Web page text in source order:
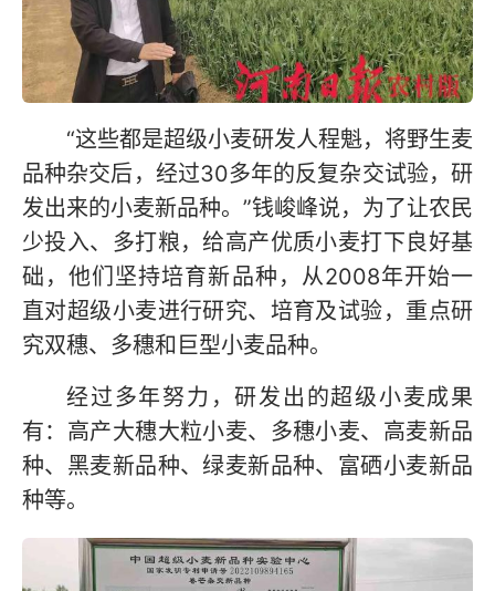
“这些都是超级小麦研发人程魁，将野生麦
品种杂交后，经过30多年的反复杂交试验，研
发出来的小麦新品种。”钱峻峰说，为了让农民
少投入、多打粮，给高产优质小麦打下良好基
础，他们坚持培育新品种，从2008年开始一
直对超级小麦进行研究、培育及试验，重点研
究双穗、多穗和巨型小麦品种。
经过多年努力，研发出的超级小麦成果
有：高产大穗大粒小麦、多穗小麦、高麦新品
种、黑麦新品种、绿麦新品种、富硒小麦新品
种等。